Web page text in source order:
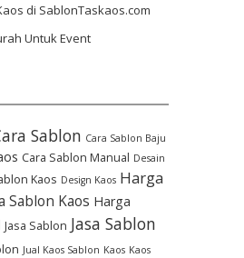
di SablonTaskaos.com
Untuk Event
Sablon Cara Sablon Baju
Cara Sablon Manual Desain
Kaos Design Kaos Harga
Sablon Kaos Harga
Jasa Sablon Jasa Sablon
Jual Kaos Sablon Kaos Kaos